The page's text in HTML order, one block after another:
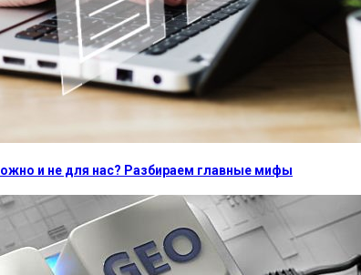
и не для нас? Разбираем главные мифы